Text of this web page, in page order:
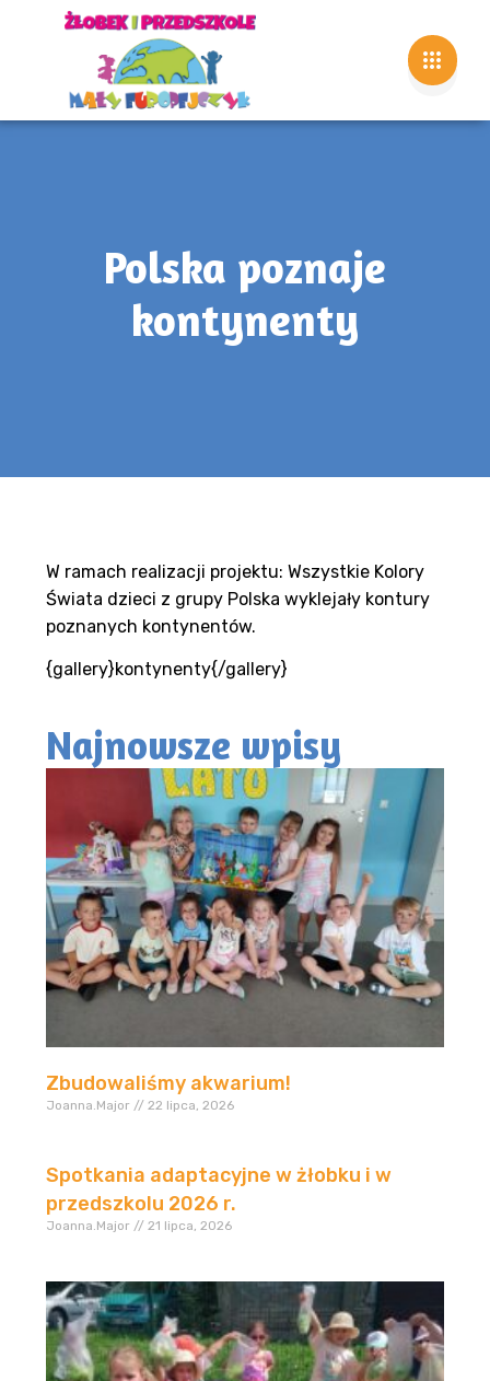
Polska poznaje
kontynenty
W ramach realizacji projektu: Wszystkie Kolory
Świata dzieci z grupy Polska wyklejały kontury
poznanych kontynentów.
{gallery}kontynenty{/gallery}
Najnowsze wpisy
Zbudowaliśmy akwarium!
Joanna.Major 22 lipca, 2026
Spotkania adaptacyjne w żłobku i w
przedszkolu 2026 r.
Joanna.Major 21 lipca, 2026